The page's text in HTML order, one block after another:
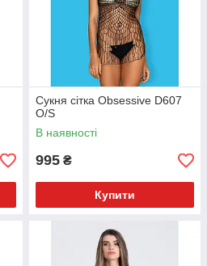
Сукня сітка Obsessive D607
O/S
В наявності
995 ₴
Купити